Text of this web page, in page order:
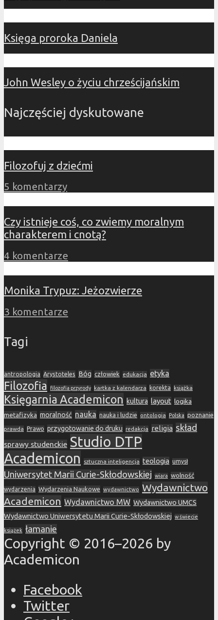
Księga proroka Daniela
John Wesley o życiu chrześcijańskim
Najczęściej dyskutowane
Filozofuj z dziećmi
5 komentarzy
Czy istnieje coś, co zwiemy moralnym
charakterem i cnotą?
4 komentarze
Monika Trypuz: Jeżozwierze
3 komentarze
Tagi
antropologia Arystoteles Bóg człowiek edukacja etyka
Filozofia filozofia przyrody kartka z kalendarza korekta książka
Księgarnia Academicon kultura layout logika
metafizyka moralność nauka nauka i ludzie ontologia Polska poznanie
prawda Prawo przygotowanie do druku redakcja religia skład
sprawy studenckie Studio DTP
Academicon
sztuczna inteligencja teologia umysł
Uniwersytet Marii Curie-Skłodowskiej wiara wolność
wydarzenia Wydarzenia Naukowe wydawnictwo Wydawnictwo
Academicon Wydawnictwo MW Wydawnictwo UMCS
Wydawnictwo Uniwersytetu Marii Curie-Skłodowskiej w świecie
książek łamanie
Copyright © 2016–2026 by
Academicon
Facebook
Twitter